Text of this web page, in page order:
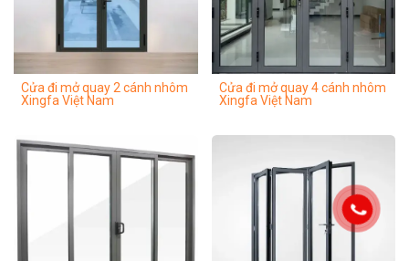
Cửa đi mở quay 2 cánh nhôm
Xingfa Việt Nam
Cửa đi mở quay 4 cánh nhôm
Xingfa Việt Nam